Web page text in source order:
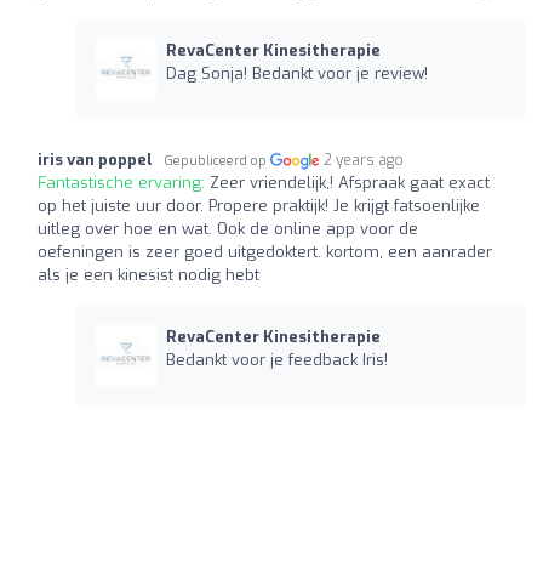
RevaCenter Kinesitherapie
Dag Sonja! Bedankt voor je review!
iris van poppel Gepubliceerd op 2 years ago
Fantastische ervaring: Zeer vriendelijk,! Afspraak gaat exact
op het juiste uur door. Propere praktijk! Je krijgt fatsoenlijke
uitleg over hoe en wat. Ook de online app voor de
oefeningen is zeer goed uitgedoktert. kortom, een aanrader
als je een kinesist nodig hebt
RevaCenter Kinesitherapie
Bedankt voor je feedback Iris!